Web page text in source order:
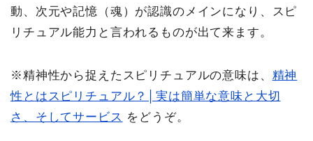
動、次元や記憶（魂）が認識のメインになり、スピ
リチュアル能力と言われるものが出て来ます。
※精神性から捉えたスピリチュアルの意味は、 精神
性とはスピリチュアル？│実は簡単な意味と大切
さ、そしてサービス をどうぞ。